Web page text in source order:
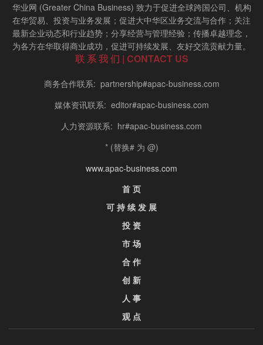
华业网 (Greater China Business) 致力于促进全球跨国公司、机构
在华贸易、投资与业务发展；促进大中华区业务交流与合作；关注
最新企业动态和行业趋势；分享经营与管理经验；传播卓越理念，
为各方在华取得商业成功，促进可持续发展、友好交流贡献力量。
联 系 我 们 | CONTACT US
商务合作联系: partnership#apac-business.com
媒体资讯联系: editor#apac-business.com
人力资源联系: hr#apac-business.com
* (替换# 为 @)
www.apac-business.com
首 页
可 持 续 发 展
投 资
市 场
合 作
创 新
人 事
观 点